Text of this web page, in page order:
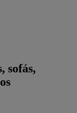
sofás,